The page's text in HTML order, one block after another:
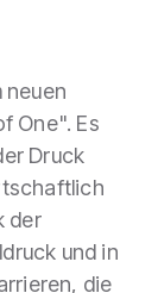
neuen
One". Es
Druck
der
und in
die